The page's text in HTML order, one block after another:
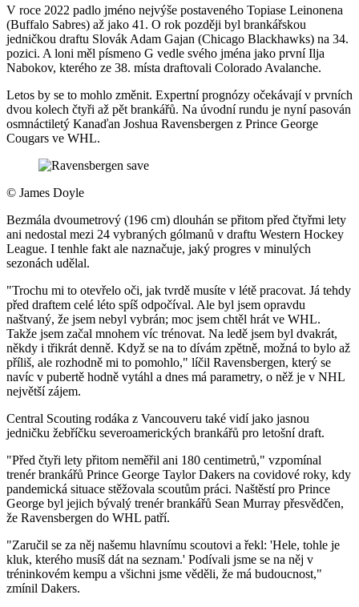
V roce 2022 padlo jméno nejvýše postaveného Topiase Leinonena
(Buffalo Sabres) až jako 41. O rok později byl brankářskou
jedničkou draftu Slovák Adam Gajan (Chicago Blackhawks) na 34.
pozici. A loni měl písmeno G vedle svého jména jako první Ilja
Nabokov, kterého ze 38. místa draftovali Colorado Avalanche.
Letos by se to mohlo změnit. Expertní prognózy očekávají v prvních
dvou kolech čtyři až pět brankářů. Na úvodní rundu je nyní pasován
osmnáctiletý Kanaďan Joshua Ravensbergen z Prince George
Cougars ve WHL.
© James Doyle
Bezmála dvoumetrový (196 cm) dlouhán se přitom před čtyřmi lety
ani nedostal mezi 24 vybraných gólmanů v draftu Western Hockey
League. I tenhle fakt ale naznačuje, jaký progres v minulých
sezonách udělal.
"Trochu mi to otevřelo oči, jak tvrdě musíte v létě pracovat. Já tehdy
před draftem celé léto spíš odpočíval. Ale byl jsem opravdu
naštvaný, že jsem nebyl vybrán; moc jsem chtěl hrát ve WHL.
Takže jsem začal mnohem víc trénovat. Na ledě jsem byl dvakrát,
někdy i třikrát denně. Když se na to dívám zpětně, možná to bylo až
příliš, ale rozhodně mi to pomohlo," líčil Ravensbergen, který se
navíc v pubertě hodně vytáhl a dnes má parametry, o něž je v NHL
největší zájem.
Central Scouting rodáka z Vancouveru také vidí jako jasnou
jedničku žebříčku severoamerických brankářů pro letošní draft.
"Před čtyři lety přitom neměřil ani 180 centimetrů," vzpomínal
trenér brankářů Prince George Taylor Dakers na covidové roky, kdy
pandemická situace stěžovala scoutům práci. Naštěstí pro Prince
George byl jejich bývalý trenér brankářů Sean Murray přesvědčen,
že Ravensbergen do WHL patří.
"Zaručil se za něj našemu hlavnímu scoutovi a řekl: 'Hele, tohle je
kluk, kterého musíš dát na seznam.' Podívali jsme se na něj v
tréninkovém kempu a všichni jsme věděli, že má budoucnost,"
zmínil Dakers.